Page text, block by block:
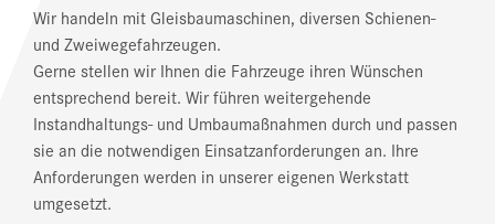
Wir handeln mit Gleisbaumaschinen, diversen Schienen-
und Zweiwegefahrzeugen.
Gerne stellen wir Ihnen die Fahrzeuge ihren Wünschen
entsprechend bereit. Wir führen weitergehende
Instandhaltungs- und Umbaumaßnahmen durch und passen
sie an die notwendigen Einsatzanforderungen an. Ihre
Anforderungen werden in unserer eigenen Werkstatt
umgesetzt.